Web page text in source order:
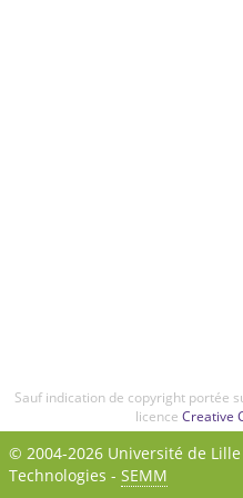
Sauf indication de copyright portée
licence Creative
© 2004-2026 Université de
Technologies - SEMM